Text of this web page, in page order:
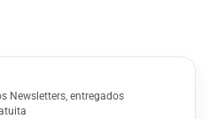
Newsletters, entregados